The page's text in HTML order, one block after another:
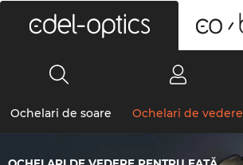
Ochelari de soare Ochelari de vedere